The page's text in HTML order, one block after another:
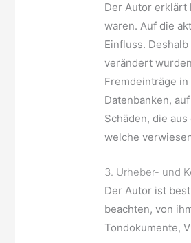
Der Autor erklärt
waren. Auf die
Einfluss.
verändert
Fremdeinträge
Datenbanken,
Schäden, die
welche
3. Urheber- und
Der Autor ist
beachten, von
Tondokumente,